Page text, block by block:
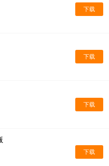
下载
下载
下载
下载